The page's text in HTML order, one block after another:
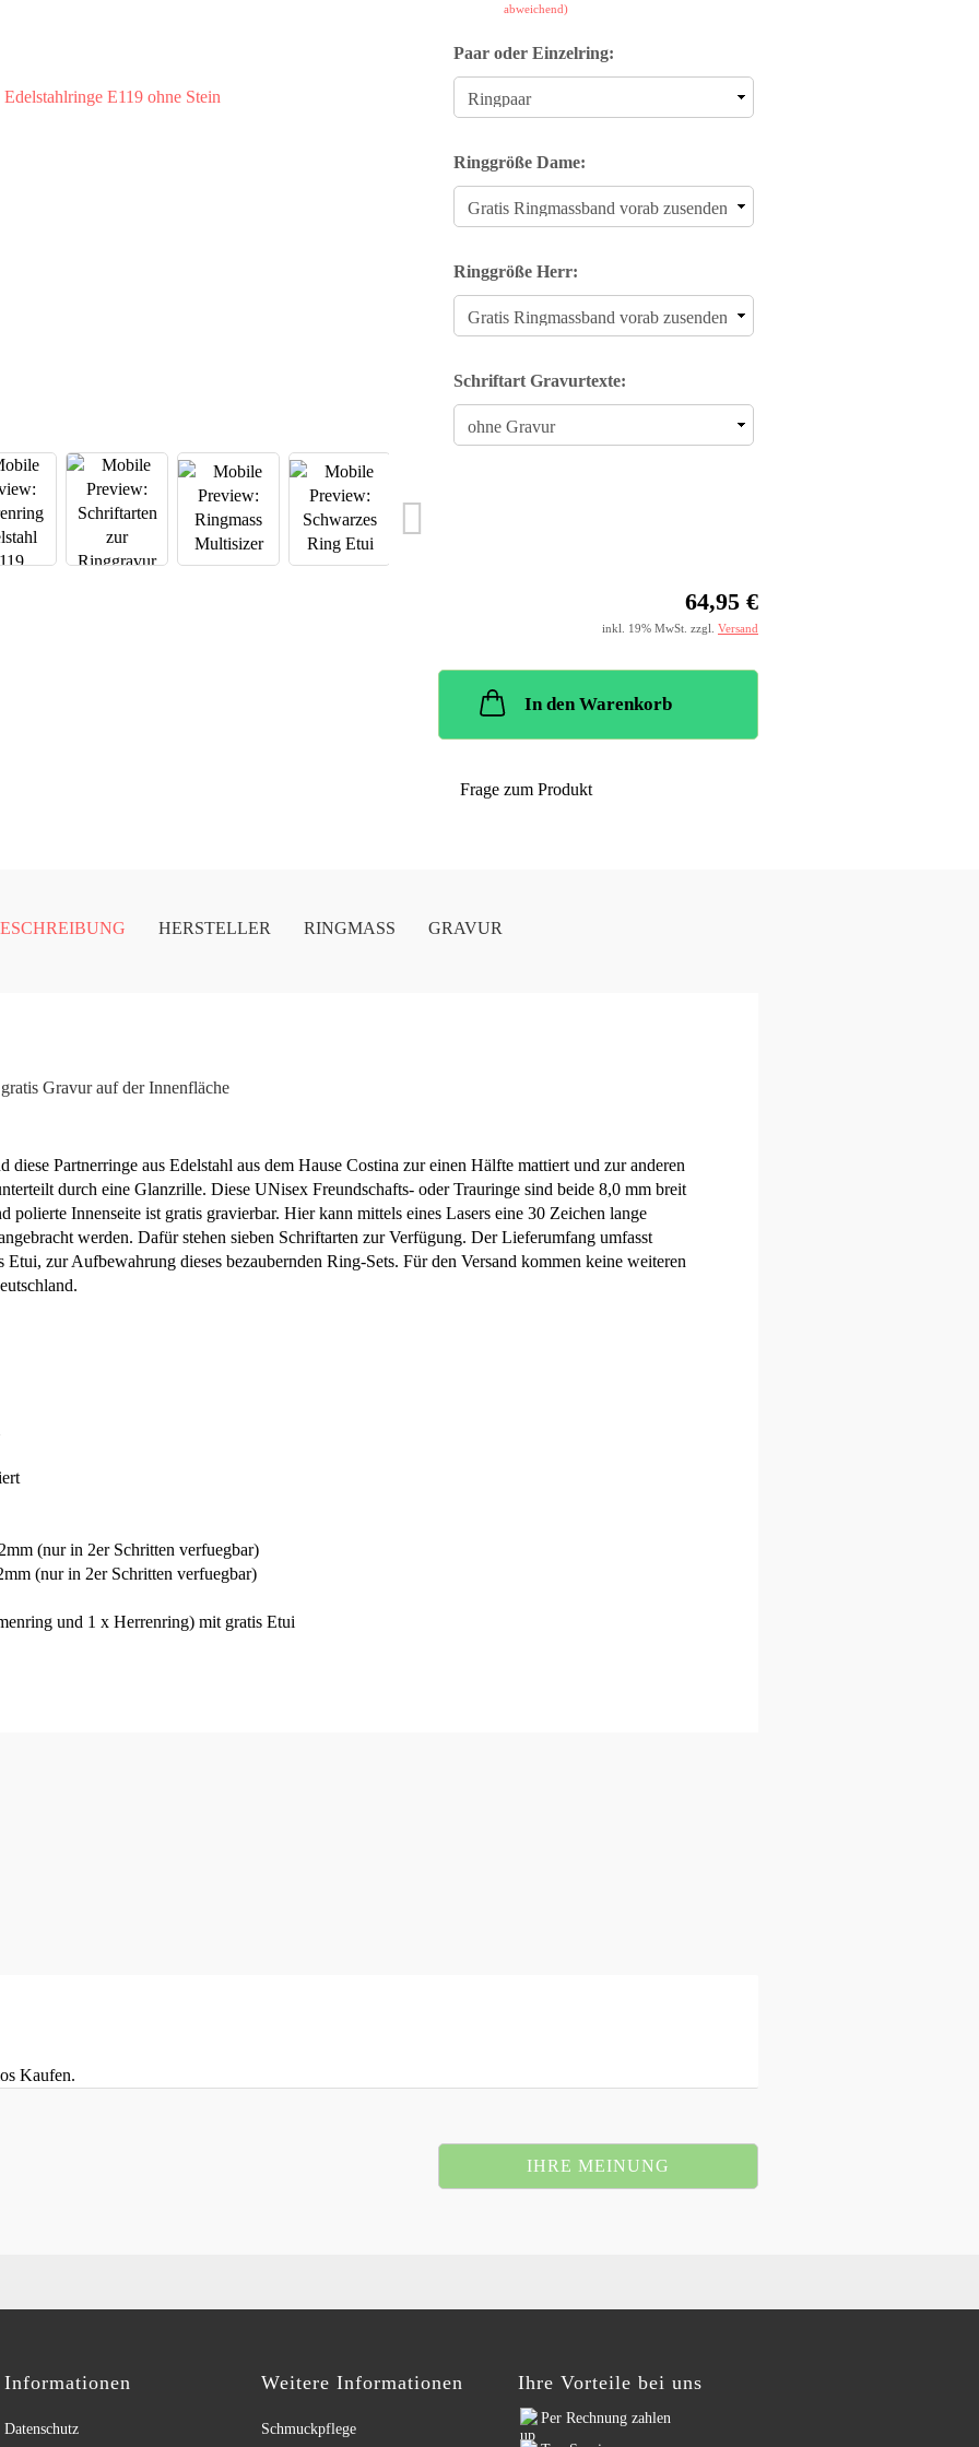
abweichend)
Paar oder Einzelring:
Ringgröße Dame:
Ringgröße Herr:
Schriftart Gravurtexte:
64,95 €
inkl. 19% MwSt. zzgl. Versand
In den Warenkorb
Frage zum Produkt
HERSTELLER RINGMASS GRAVUR
Gravur auf der Innenfläche
diese Partnerringe aus Edelstahl aus dem Hause Costina zur einen Hälfte mattiert und zur anderen
durch eine Glanzrille. Diese UNisex Freundschafts- oder Trauringe sind beide 8,0 mm breit
polierte Innenseite ist gratis gravierbar. Hier kann mittels eines Lasers eine 30 Zeichen lange
werden. Dafür stehen sieben Schriftarten zur Verfügung. Der Lieferumfang umfasst
Etui, zur Aufbewahrung dieses bezaubernden Ring-Sets. Für den Versand kommen keine weiteren
(nur in 2er Schritten verfuegbar)
(nur in 2er Schritten verfuegbar)
und 1 x Herrenring) mit gratis Etui
Kaufen.
IHRE MEINUNG
Informationen
Datenschutz
Weitere Informationen
Schmuckpflege
Ihre Vorteile bei uns
Per Rechnung zahlen